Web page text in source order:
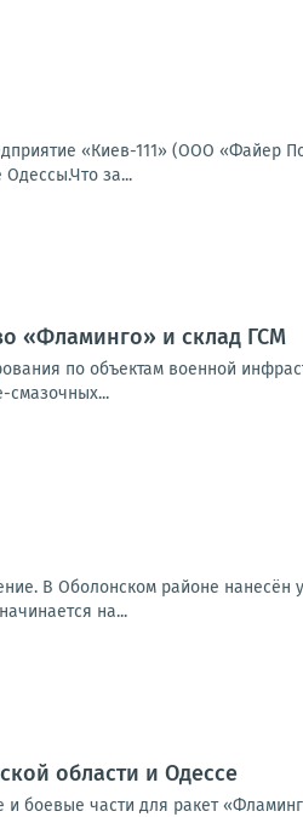
«Киев-111» (ООО «Файер
за...
«Фламинго» и склад ГСМ
по объектам военной
смазочных...
В Оболонском районе нанесён
на...
области и Одессе
боевые части для ракет